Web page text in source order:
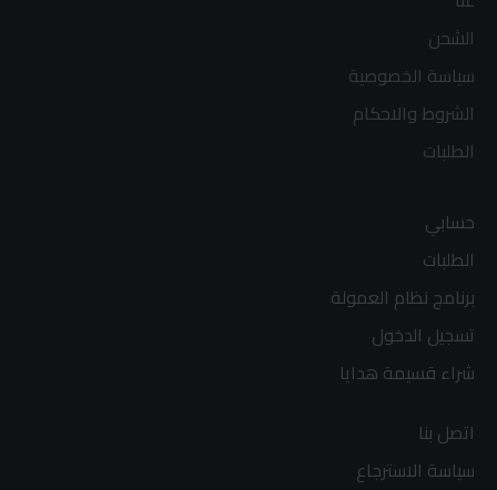
الشحن
سياسة الخصوصية
الشروط والاحكام
الطلبات
حسابي
الطلبات
برنامج نظام العمولة
تسجيل الدخول
شراء قسيمة هدايا
اتصل بنا
سياسة الاسترجاع